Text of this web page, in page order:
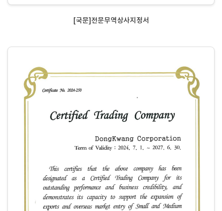
[국문]전문무역상사지정서